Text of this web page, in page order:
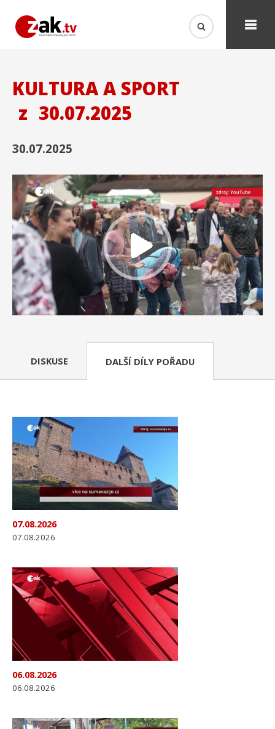
KULTURA A SPORT
z 30.07.2025
30.07.2025
DISKUSE DALŠÍ DÍLY POŘADU
07.08.2026
07.08.2026
06.08.2026
06.08.2026